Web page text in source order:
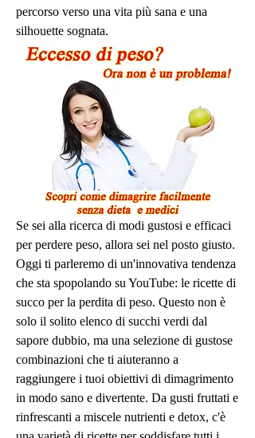
percorso verso una vita più sana e una
silhouette sognata.
Se sei alla ricerca di modi gustosi e efficaci
per perdere peso, allora sei nel posto giusto.
Oggi ti parleremo di un'innovativa tendenza
che sta spopolando su YouTube: le ricette di
succo per la perdita di peso. Questo non è
solo il solito elenco di succhi verdi dal
sapore dubbio, ma una selezione di gustose
combinazioni che ti aiuteranno a
raggiungere i tuoi obiettivi di dimagrimento
in modo sano e divertente. Da gusti fruttati e
rinfrescanti a miscele nutrienti e detox, c'è